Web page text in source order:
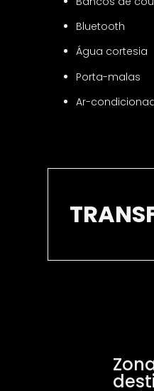
Bluetooth
Água cortesia
Porta-malas
Ar-